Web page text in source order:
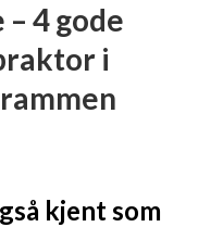
4 gode
i
kjent som